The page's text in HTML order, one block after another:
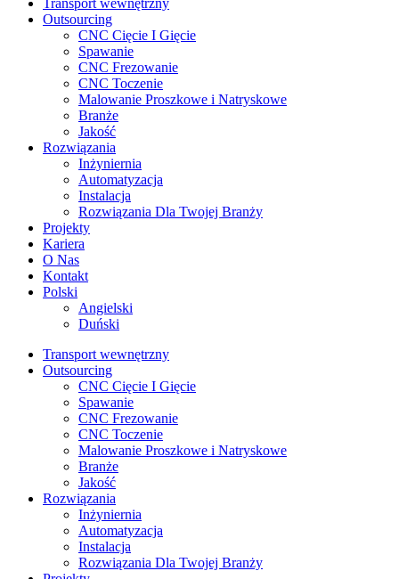
Transport wewnętrzny
Outsourcing
CNC Cięcie I Gięcie
Spawanie
CNC Frezowanie
CNC Toczenie
Malowanie Proszkowe i Natryskowe
Branże
Jakość
Rozwiązania
Inżyniernia
Automatyzacja
Instalacja
Rozwiązania Dla Twojej Branży
Projekty
Kariera
O Nas
Kontakt
Polski
Angielski
Duński
Transport wewnętrzny
Outsourcing
CNC Cięcie I Gięcie
Spawanie
CNC Frezowanie
CNC Toczenie
Malowanie Proszkowe i Natryskowe
Branże
Jakość
Rozwiązania
Inżyniernia
Automatyzacja
Instalacja
Rozwiązania Dla Twojej Branży